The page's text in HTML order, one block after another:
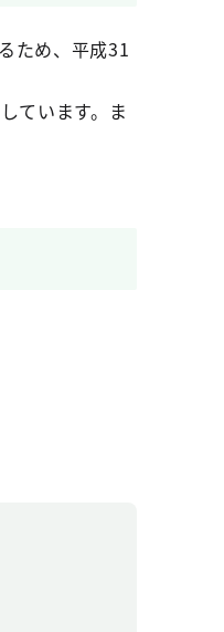
ため、平成31
ています。ま